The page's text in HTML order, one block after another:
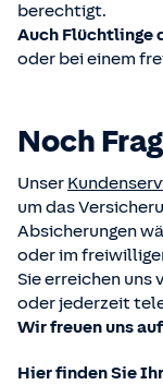
berechtigt.
Auch Flüchtlinge
oder bei einem
Noch
Unser
um das
Absicherungen
oder im
Sie erreichen uns
oder jederzeit
Wir freuen uns
Hier finden Sie